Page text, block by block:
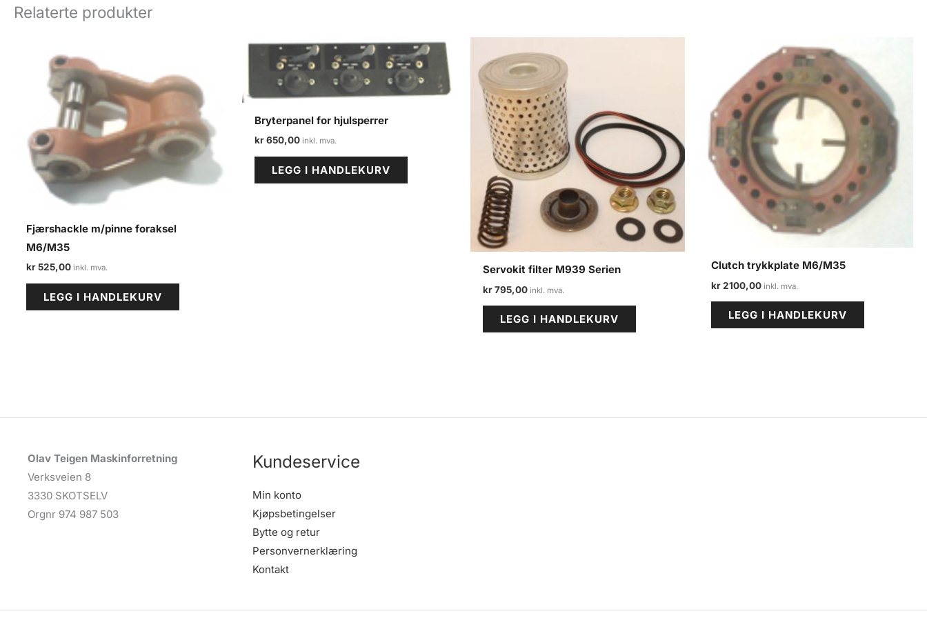
Relaterte produkter
Fjærshackle m/pinne foraksel
M6/M35
kr525,00
LEGG I HANDLEKURV
Bryterpanel for hjulsperrer
kr650,00
LEGG I HANDLEKURV
Servokit filter M939 Serien
kr795,00
LEGG I HANDLEKURV
Clutch trykkplate M6/M35
kr2100,00
LEGG I HANDLEKURV
Olav Teigen Maskinforretning
Verksveien 8
3330 SKOTSELV
Orgnr 974 987 503
Kundeservice
Min konto
Kjøpsbetingelser
Bytte og retur
Personvernerklæring
Kontakt